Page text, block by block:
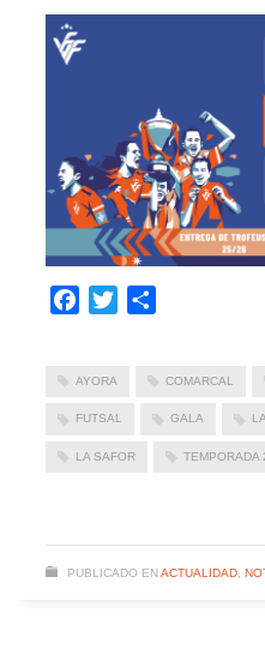
Facebook
Twitter
AYORA COMARCAL
FUTSAL GALA
LA SAFOR TEMPORADA
PUBLICADO EN ACTUALIDAD,